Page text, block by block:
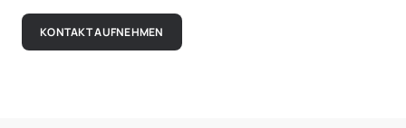
KONTAKT AUFNEHMEN